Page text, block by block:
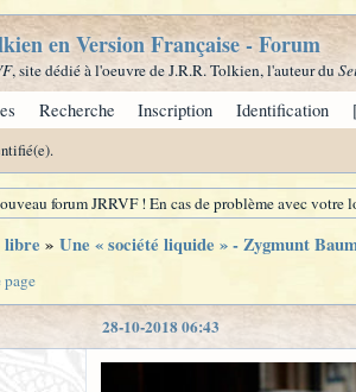
en Version Française - Forum
, site dédié à l'oeuvre de J.R.R. Tolkien, l'auteur du
Recherche Inscription Identification
forum JRRVF ! En cas de problème avec
libre » Une « société liquide » - Zygmunt
page
28-10-2018 06:43